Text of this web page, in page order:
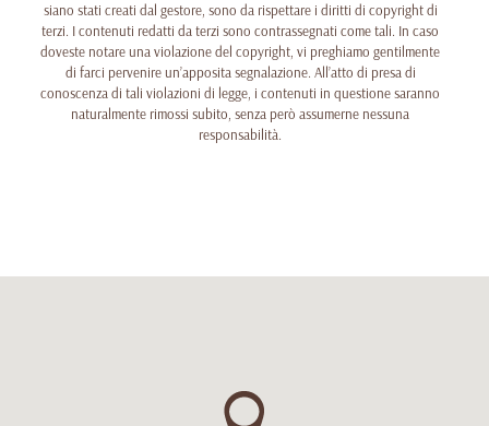
siano stati creati dal gestore, sono da rispettare i diritti di copyright di
terzi. I contenuti redatti da terzi sono contrassegnati come tali. In caso
doveste notare una violazione del copyright, vi preghiamo gentilmente
di farci pervenire un’apposita segnalazione. All’atto di presa di
conoscenza di tali violazioni di legge, i contenuti in questione saranno
naturalmente rimossi subito, senza però assumerne nessuna
responsabilità.